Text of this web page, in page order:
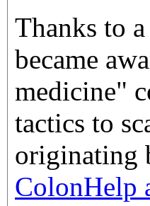
Thanks to
became
medicine"
tactics to
originating
ColonHelp